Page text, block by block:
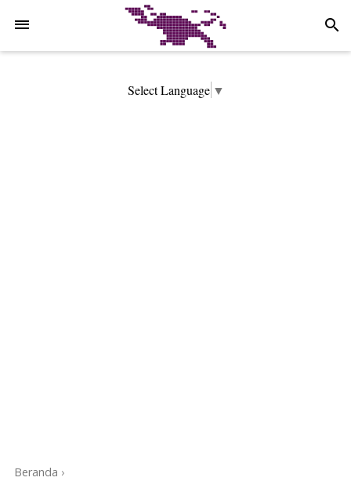
search
Select Language ▼
Beranda ›